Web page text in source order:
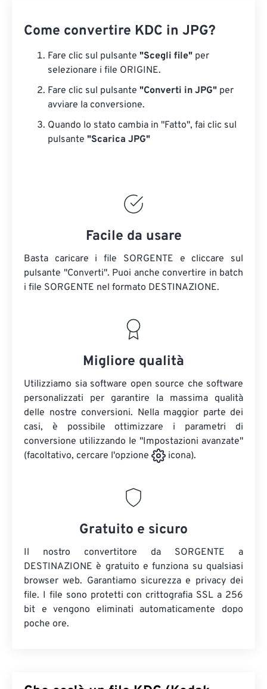
Come convertire KDC in JPG?
Fare clic sul pulsante "Scegli file" per
selezionare i file ORIGINE.
Fare clic sul pulsante "Converti in JPG" per
avviare la conversione.
Quando lo stato cambia in "Fatto", fai clic sul
pulsante "Scarica JPG"
Facile da usare
Basta caricare i file SORGENTE e cliccare sul
pulsante "Converti". Puoi anche convertire in batch
i file SORGENTE nel formato DESTINAZIONE.
Migliore qualità
Utilizziamo sia software open source che software
personalizzati per garantire la massima qualità
delle nostre conversioni. Nella maggior parte dei
casi, è possibile ottimizzare i parametri di
conversione utilizzando le "Impostazioni avanzate"
(facoltativo, cercare l'opzione
icona).
Gratuito e sicuro
Il nostro convertitore da SORGENTE a
DESTINAZIONE è gratuito e funziona su qualsiasi
browser web. Garantiamo sicurezza e privacy dei
file. I file sono protetti con crittografia SSL a 256
bit e vengono eliminati automaticamente dopo
poche ore.